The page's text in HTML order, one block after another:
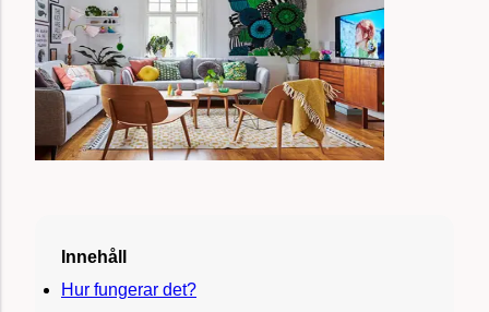
Innehåll
Hur fungerar det?